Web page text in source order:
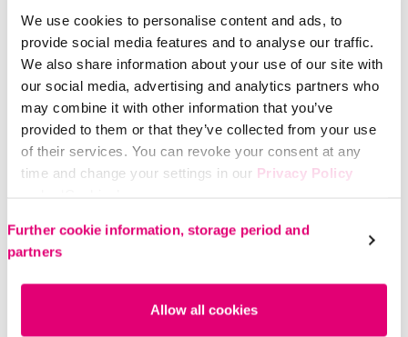
We use cookies to personalise content and ads, to
provide social media features and to analyse our traffic.
We also share information about your use of our site with
our social media, advertising and analytics partners who
may combine it with other information that you’ve
provided to them or that they’ve collected from your use
of their services. You can revoke your consent at any
time and change your settings in our Privacy Policy
Further cookie information, storage period and
partners
Allow all cookies